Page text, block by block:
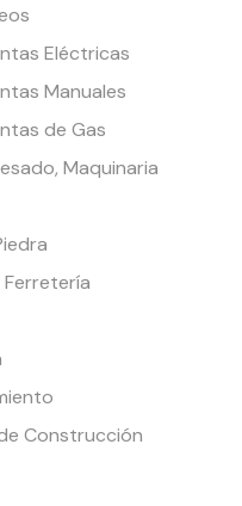
Eléctricas
Manuales
de Gas
Maquinaria
Ferretería
Construcción